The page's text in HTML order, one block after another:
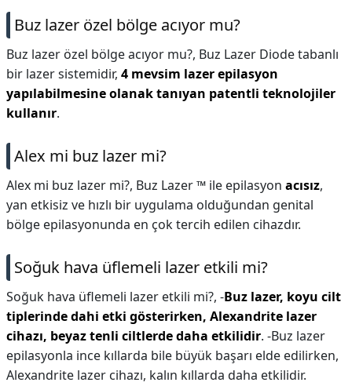
Buz lazer özel bölge acıyor mu?
Buz lazer özel bölge acıyor mu?, Buz Lazer Diode tabanlı
bir lazer sistemidir, 4 mevsim lazer epilasyon
yapılabilmesine olanak tanıyan patentli teknolojiler
kullanır.
Alex mi buz lazer mi?
Alex mi buz lazer mi?, Buz Lazer ™ ile epilasyon acısız,
yan etkisiz ve hızlı bir uygulama olduğundan genital
bölge epilasyonunda en çok tercih edilen cihazdır.
Soğuk hava üflemeli lazer etkili mi?
Soğuk hava üflemeli lazer etkili mi?, -Buz lazer, koyu cilt
tiplerinde dahi etki gösterirken, Alexandrite lazer
cihazı, beyaz tenli ciltlerde daha etkilidir. -Buz lazer
epilasyonla ince kıllarda bile büyük başarı elde edilirken,
Alexandrite lazer cihazı, kalın kıllarda daha etkilidir.